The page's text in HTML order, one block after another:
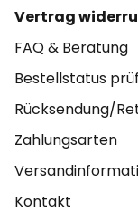
Vertrag
FAQ & Beratung
Bestellstatus
Rücksendung/
Zahlungsarten
Kontakt